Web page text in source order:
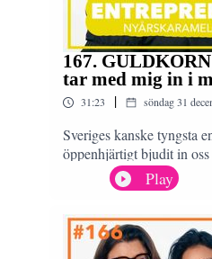
167.
tar med mig in i
31:23 | söndag 31
Sveriges kanske tyngsta
öppenhjärtigt bjudit in
efter vecka och gett oss
vad har jag lärt mig
avsnitten och dryga 3 år i
mig av mina 10 bästa
varför jag väljer att pausa
Play